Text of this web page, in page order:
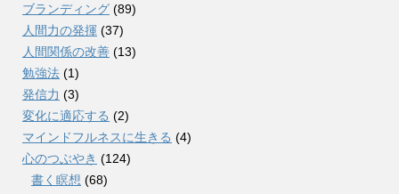
ブランディング (89)
人間力の発揮 (37)
人間関係の改善 (13)
勉強法 (1)
発信力 (3)
変化に適応する (2)
マインドフルネスに生きる (4)
心のつぶやき (124)
書く瞑想 (68)